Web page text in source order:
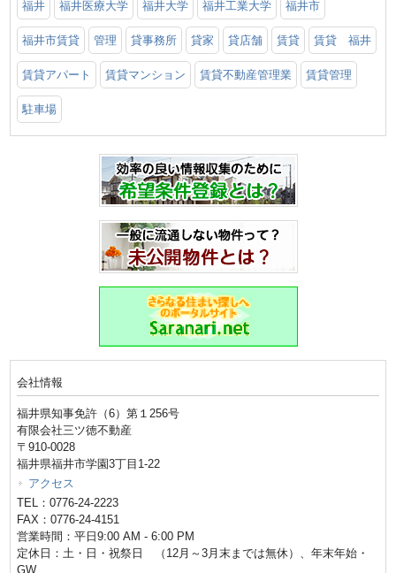
福井 福井医療大学 福井大学 福井工業大学 福井市
福井市賃貸 管理 貸事務所 貸家 貸店舗 賃貸 賃貸 福井
賃貸アパート 賃貸マンション 賃貸不動産管理業 賃貸管理
駐車場
会社情報
福井県知事免許（6）第１256号
有限会社三ツ徳不動産
〒910-0028
福井県福井市学園3丁目1-22
アクセス
TEL：0776-24-2223
FAX：0776-24-4151
営業時間：平日9:00 AM - 6:00 PM
定休日：土・日・祝祭日 （12月～3月末までは無休）、年末年始・
GW